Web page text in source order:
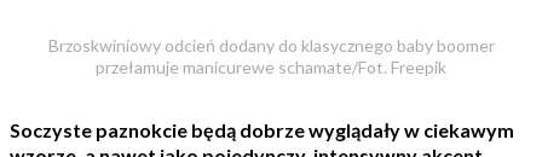
Brzoskwiniowy odcień dodany do klasycznego baby boomer
przełamuje manicurewe schamate/Fot. Freepik
Soczyste paznokcie będą dobrze wyglądały w ciekawym